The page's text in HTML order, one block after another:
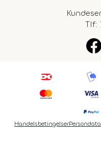
Tlf:
Handelsbetingelser